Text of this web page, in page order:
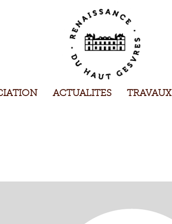
ACTUALITES TRAVAUX